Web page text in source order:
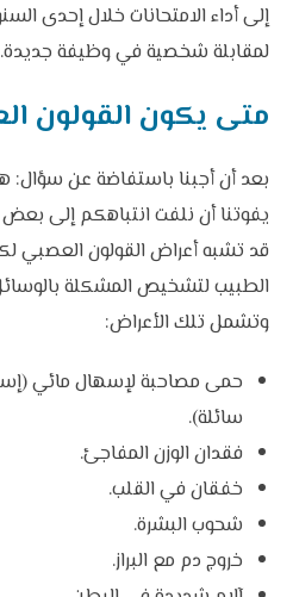
إلى أداء الامتحانات خلال إحدى
لمقابلة شخصية في وظيفة
متى يكون القولون
بعد أن أجبنا باستفاضة عن سؤال:
يفوتنا أن نلفت انتباهكم إلى بعض
قد تشبه أعراض القولون العصبي
الطبيب لتشخيص المشكلة
وتشمل تلك الأعراض:
حمى مصاحبة لإسهال مائي
سائلة).
فقدان الوزن المفاجئ.
خفقان في القلب.
شحوب البشرة.
خروج دم مع البراز.